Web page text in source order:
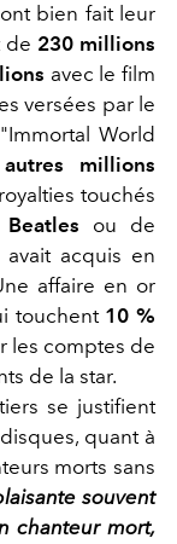
bien fait leur
de 230 millions
avec le film
versées par le
World
millions
touchés
Beatles ou de
acquis en
affaire en or
touchent 10 %
les comptes de
de la star.
se justifient
quant à
morts sans
souvent
chanteur mort,